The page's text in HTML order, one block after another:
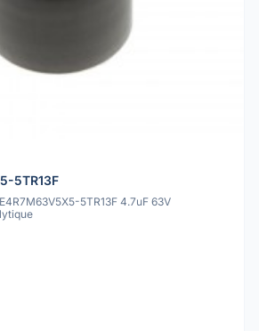
5TR13F
5TR13F 4.7uF 63V